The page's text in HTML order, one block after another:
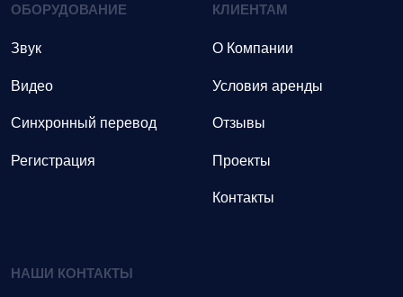
ОБОРУДОВАНИЕ
Звук
Видео
Синхронный перевод
Регистрация
КЛИЕНТАМ
О Компании
Условия аренды
Отзывы
Проекты
Контакты
НАШИ КОНТАКТЫ